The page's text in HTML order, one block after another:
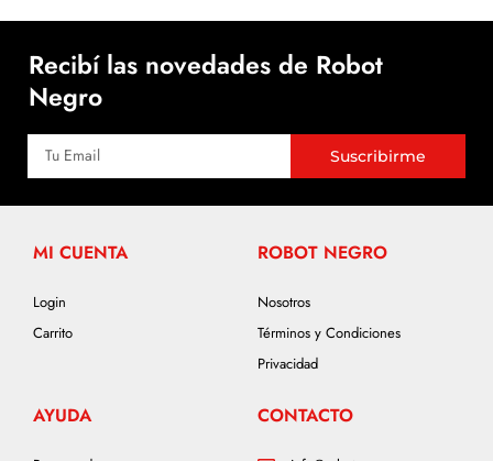
Recibí las novedades de Robot
Negro
Suscribirme
MI CUENTA
Login
Carrito
ROBOT NEGRO
Nosotros
Términos y Condiciones
Privacidad
AYUDA CONTACTO